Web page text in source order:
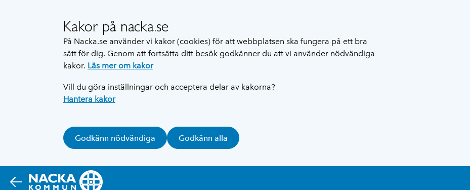
Kakor på nacka.se
På Nacka.se använder vi kakor (cookies) för att webbplatsen ska fungera på ett bra
sätt för dig. Genom att fortsätta ditt besök godkänner du att vi använder nödvändiga
kakor. Läs mer om kakor
Vill du göra inställningar och acceptera delar av kakorna?
Hantera kakor
Godkänn nödvändiga Godkänn alla